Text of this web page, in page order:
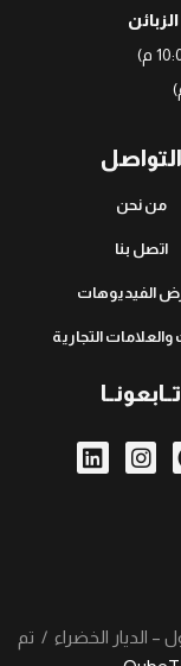
التواصل
من نحن
اتصل بنا
الفيديوهات
والعلامات التجارية
تــابعونــا
– الديار الخضراء / تم